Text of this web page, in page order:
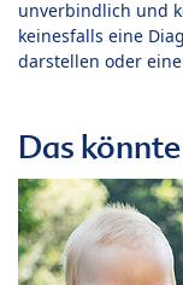
unverbindlich und
keinesfalls eine
darstellen oder
Das